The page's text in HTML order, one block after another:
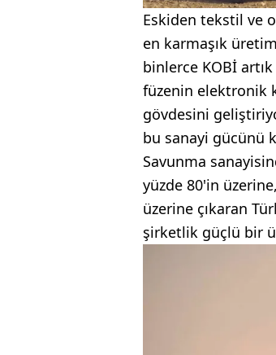
Eskiden tekstil ve
en karmaşık
binlerce KOBİ
füzenin elektronik
gövdesini
bu sanayi gücünü
Savunma
yüzde 80'in
üzerine çıkaran
şirketlik güçlü bir